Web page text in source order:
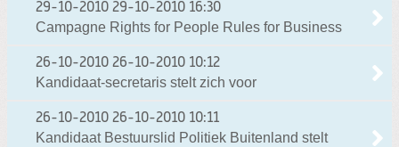
29-10-2010 29-10-2010 16:30
Campagne Rights for People Rules for Business
26-10-2010 26-10-2010 10:12
Kandidaat-secretaris stelt zich voor
26-10-2010 26-10-2010 10:11
Kandidaat Bestuurslid Politiek Buitenland stelt